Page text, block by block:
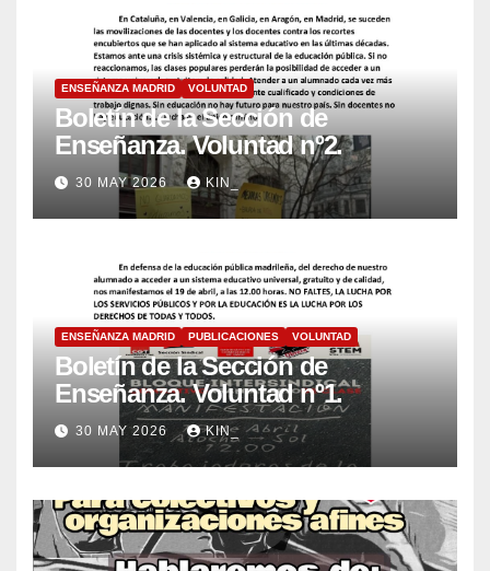
ENSEÑANZA MADRID VOLUNTAD
Boletín de la Sección de
Enseñanza. Voluntad nº2.
30 MAY 2026 KIN_
ENSEÑANZA MADRID PUBLICACIONES VOLUNTAD
Boletín de la Sección de
Enseñanza. Voluntad nº1.
30 MAY 2026 KIN_